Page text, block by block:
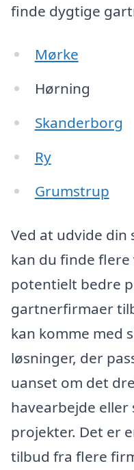
finde dygtige
Mørke
Hørning
Skanderborg
Ry
Grumstrup
Ved at udvide din
kan du finde
potentielt bedre
gartnerfirmaer
kan komme med
løsninger, der
uanset om det
havearbejde
projekter. Det er
tilbud fra flere